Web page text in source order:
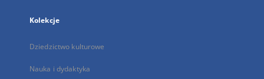
Kolekcje
Dziedzictwo kulturowe
Nauka i dydaktyka